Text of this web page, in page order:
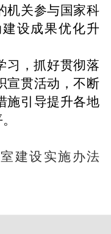
机关参与国家科
设成果优化升
习，抓好贯彻落
宣贯活动，不断
施引导提升各地
建设实施办法